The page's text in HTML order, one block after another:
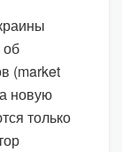
(market
новую
только